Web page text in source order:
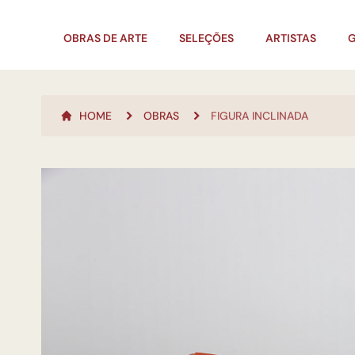
OBRAS DE ARTE SELEÇÕES ARTISTAS
HOME OBRAS FIGURA INCLINADA